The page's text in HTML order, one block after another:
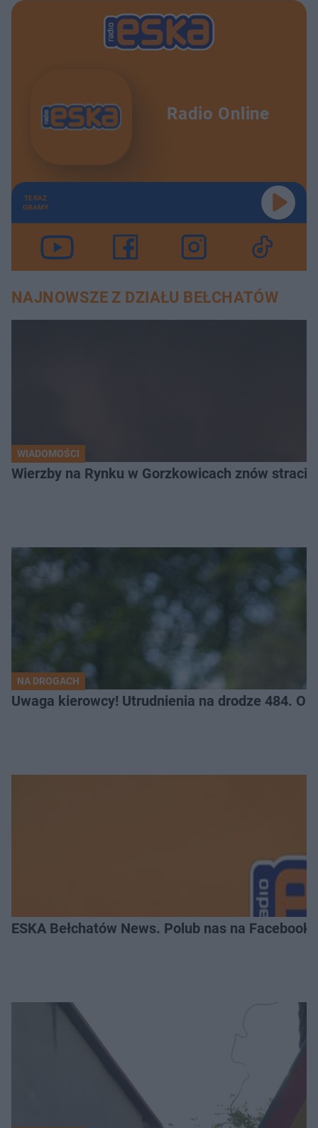
Radio Online
TERAZ
GRAMY
NAJNOWSZE Z DZIAŁU BEŁCHATÓW
WIADOMOŚCI
Wierzby na Rynku w Gorzkowicach znów
NA DROGACH
Uwaga kierowcy! Utrudnienia na drodze 484.
ESKA Bełchatów News. Polub nas na